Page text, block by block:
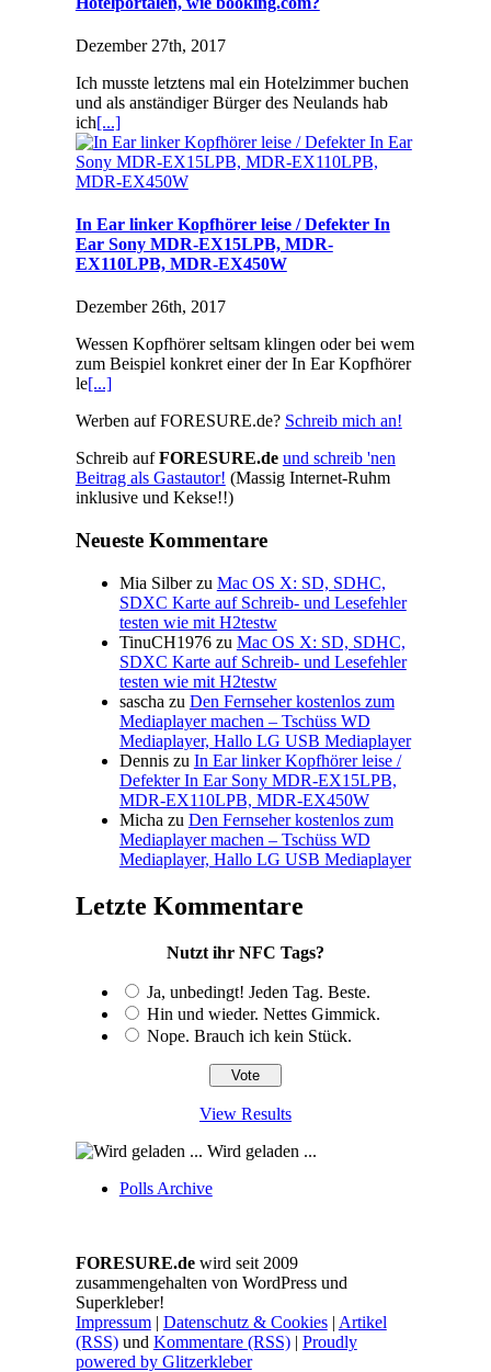
Dezember 27th, 2017
Ich musste letztens mal ein Hotelzimmer buchen
und als anständiger Bürger des Neulands hab
ich[...]
In Ear linker Kopfhörer leise / Defekter In
Ear Sony MDR-EX15LPB, MDR-
EX110LPB, MDR-EX450W
Dezember 26th, 2017
Wessen Kopfhörer seltsam klingen oder bei wem
zum Beispiel konkret einer der In Ear Kopfhörer
le[...]
Werben auf FORESURE.de? Schreib mich an!
Schreib aufFORESURE.de und schreib 'nen
Beitrag als Gastautor! (Massig Internet-Ruhm
inklusive und Kekse!!)
Neueste Kommentare
Mia Silberzu Mac OS X: SD, SDHC,
SDXC Karte auf Schreib- und Lesefehler
testen wie mit H2testw
TinuCH1976zu Mac OS X: SD, SDHC,
SDXC Karte auf Schreib- und Lesefehler
testen wie mit H2testw
sascha zu Den Fernseher kostenlos zum
Mediaplayer machen – Tschüss WD
Mediaplayer, Hallo LG USB Mediaplayer
Denniszu In Ear linker Kopfhörer leise /
Defekter In Ear Sony MDR-EX15LPB,
MDR-EX110LPB, MDR-EX450W
Micha zu Den Fernseher kostenlos zum
Mediaplayer machen – Tschüss WD
Mediaplayer, Hallo LG USB Mediaplayer
Letzte Kommentare
Nutzt ihr NFC Tags?
Ja, unbedingt! Jeden Tag. Beste.
Hin und wieder. Nettes Gimmick.
Nope. Brauch ich kein Stück.
View Results
Wird geladen ...
Polls Archive
FORESURE.dewird seit 2009
zusammengehalten von WordPress und
Superkleber!
Impressum| Datenschutz & Cookies| Artikel
(RSS)und Kommentare (RSS)| Proudly
powered by Glitzerkleber